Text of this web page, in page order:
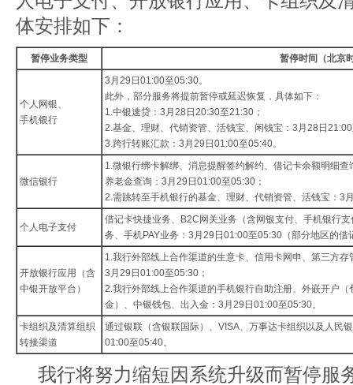
体安排如下：
暂停业务类型 暂停时间（北京
个人网银、
手机银行
3月29日01:00至05:30。
此外，部分服务将提前暂停或延迟恢复，具体如下：
1.中银速贷：3月28日20:30至21:30；
2.基金、理财、代销资管、活钱宝、闲钱宝：3月28日
3.跨行转账汇款：3月29日01:00至05:40。
微信银行
1.微银行绑卡解绑、消息提醒签约解约、借记卡余额明细
养老金查询：3月29日01:00至05:30；
2.需跳转至手机银行的基金、理财、代销资管、活钱宝：3
个人电子支付
借记卡快捷业务、B2C网关业务（含网银支付、手机银行
务、手机PAY业务：3月29日01:00至05:30（部分地区的借
开放银行应用（含
中银开放平台）
1.我行外部线上合作渠道的生意卡、信用卡网申、第三方
3月29日01:00至05:30；
2.我行外部线上合作渠道的手机银行自助注册、外嵌开户
金）、中银钱包、出入金：3月29日01:00至05:30。
卡组织及清算组织
转接渠道
通过银联（含银联国际）、VISA、万事达卡组织以及人民
01:00至05:40。
我行将努力缩短因系统升级而暂停服